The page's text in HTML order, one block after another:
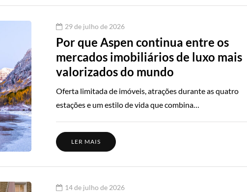
29 de julho de 2026
Por que Aspen continua entre os
mercados imobiliários de luxo mais
valorizados do mundo
Oferta limitada de imóveis, atrações durante as quatro
estações e um estilo de vida que combina…
LER MAIS
14 de julho de 2026